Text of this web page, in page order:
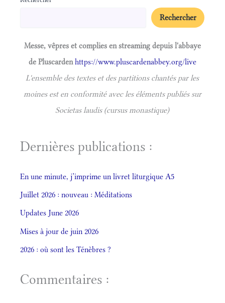
Rechercher
Messe, vêpres et complies en streaming depuis l'abbaye
de Pluscardenhttps://www.pluscardenabbey.org/live
L'ensemble des textes et des partitions chantés par les
moines est en conformité avec les éléments publiés sur
Societas laudis (cursus monastique)
Dernières publications :
En une minute, j’imprime un livret liturgique A5
Juillet 2026 : nouveau : Méditations
Updates June 2026
Mises à jour de juin 2026
2026 : où sont les Ténèbres ?
Commentaires :